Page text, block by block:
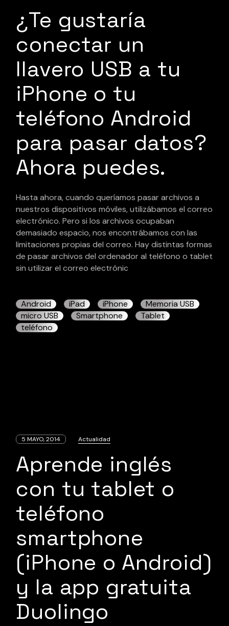
¿Te gustaría
conectar un
llavero USB a tu
iPhone o tu
teléfono Android
para pasar datos?
Ahora puedes.
Hasta ahora, cuando queríamos pasar archivos a
nuestros dispositivos móviles, utilizábamos el correo
electrónico. Pero si los archivos ocupaban
demasiado espacio, nos encontrábamos con las
limitaciones propias del correo. Hay distintas formas
de pasar archivos del ordenador al teléfono o tablet
sin utilizar el correo electrónic
Android iPad iPhone
Memoria USB
micro USB
Smartphone
Tablet
teléfono
5 MAYO, 2014 Actualidad
Aprende inglés
con tu tablet o
teléfono
smartphone
(iPhone o Android)
y la app gratuita
Duolingo